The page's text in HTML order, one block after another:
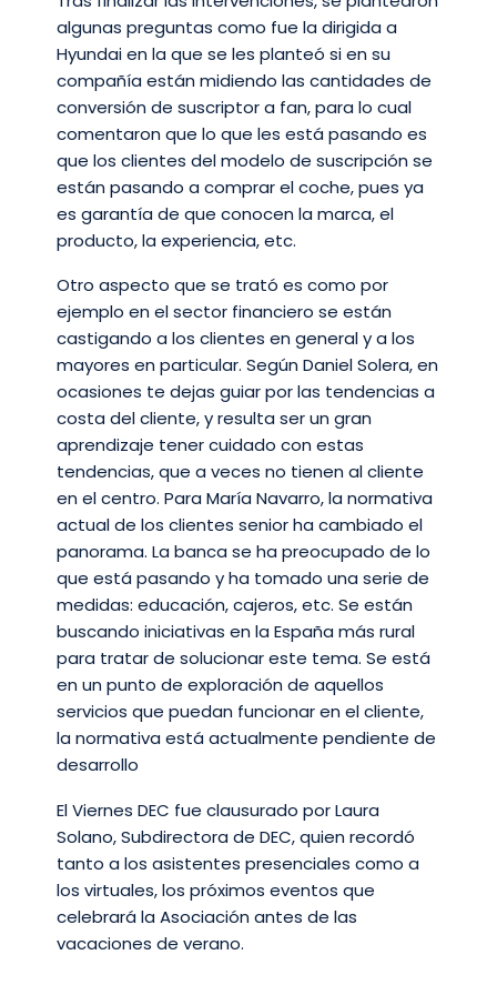
algunas preguntas como fue la dirigida a
Hyundai en la que se les planteó si en su
compañía están midiendo las cantidades de
conversión de suscriptor a fan, para lo cual
comentaron que lo que les está pasando es
que los clientes del modelo de suscripción se
están pasando a comprar el coche, pues ya
es garantía de que conocen la marca, el
producto, la experiencia, etc.
Otro aspecto que se trató es como por
ejemplo en el sector financiero se están
castigando a los clientes en general y a los
mayores en particular. Según Daniel Solera, en
ocasiones te dejas guiar por las tendencias a
costa del cliente, y resulta ser un gran
aprendizaje tener cuidado con estas
tendencias, que a veces no tienen al cliente
en el centro. Para María Navarro, la normativa
actual de los clientes senior ha cambiado el
panorama. La banca se ha preocupado de lo
que está pasando y ha tomado una serie de
medidas: educación, cajeros, etc. Se están
buscando iniciativas en la España más rural
para tratar de solucionar este tema. Se está
en un punto de exploración de aquellos
servicios que puedan funcionar en el cliente,
la normativa está actualmente pendiente de
desarrollo
El Viernes DEC fue clausurado por Laura
Solano, Subdirectora de DEC, quien recordó
tanto a los asistentes presenciales como a
los virtuales, los próximos eventos que
celebrará la Asociación antes de las
vacaciones de verano.